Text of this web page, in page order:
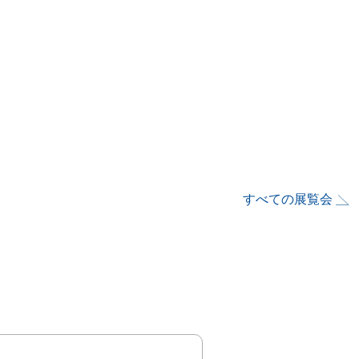
すべての展覧会